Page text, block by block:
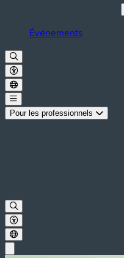
Événements
Pour les professionnels